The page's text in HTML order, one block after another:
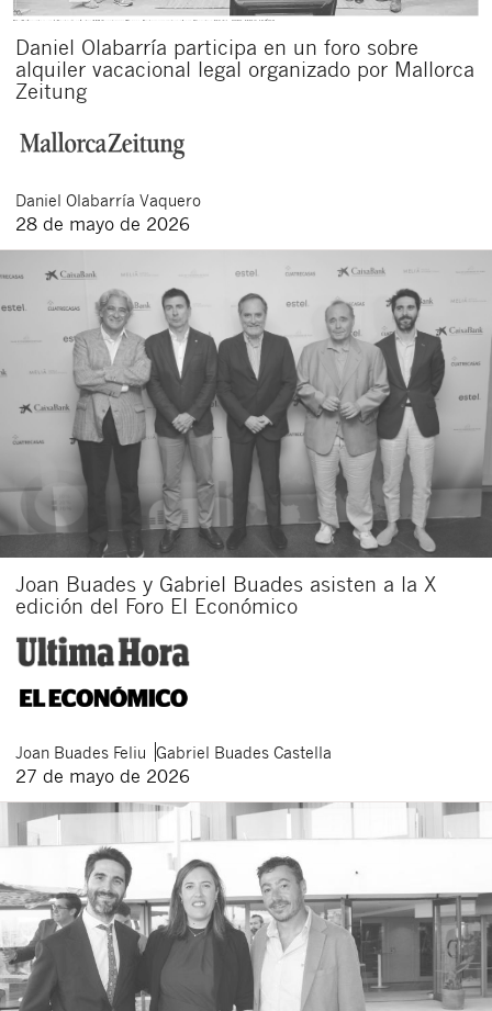
Daniel Olabarría participa en un foro sobre
alquiler vacacional legal organizado por Mallorca
Zeitung
Daniel Olabarría Vaquero
28 de mayo de 2026
Joan Buades y Gabriel Buades asisten a la X
edición del Foro El Económico
Joan Buades Feliu Gabriel Buades Castella
27 de mayo de 2026